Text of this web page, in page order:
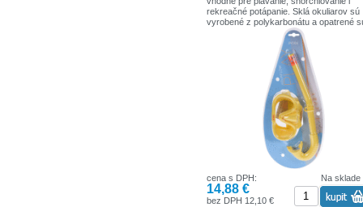
rekreačné potápanie. Sklá okuliarov sú
vyrobené z polykarbonátu a opatrené
ochranou proti UV žiareniu aj
Ich rámček je tvorený mäkkou gumou
kombinácii s nastaviteľným pásikom
veľmi pohodlné nosenie. Silikónový
je vybavený náustkom a doplnený o
integrovaný vypúšťací ventil. Pomocou
praktického úchytu na neho pritom
upevníte potápačské okuliare.
set je určený pre deti od 8 rokov, ktoré
vďaka nemu užijú skvelú zábavu vo
Na sklade
cena s DPH:
14,88 €
bez DPH 12,10 €